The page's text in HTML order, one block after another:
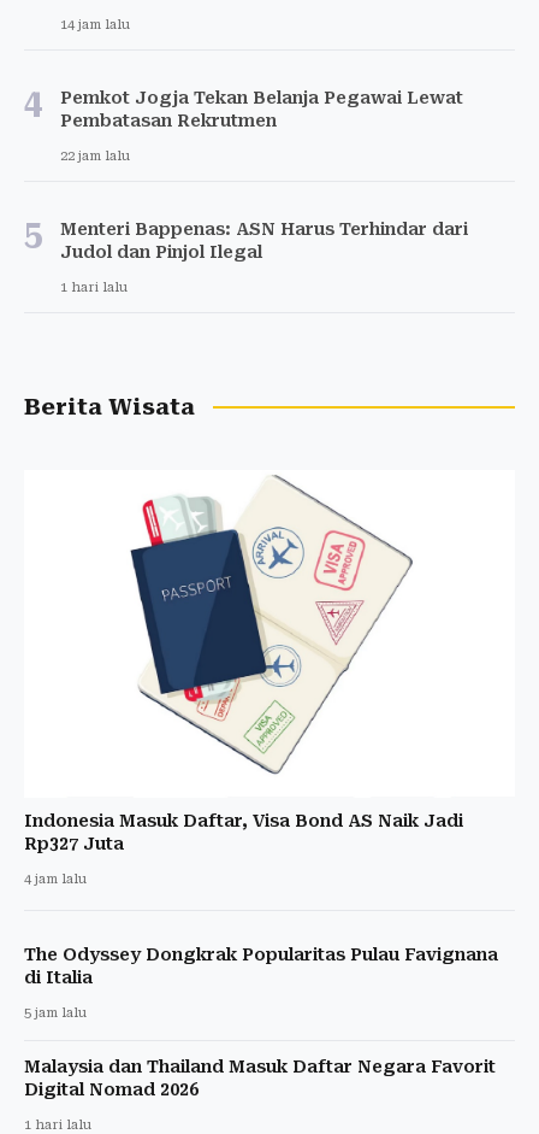
14 jam lalu
4
Pemkot Jogja Tekan Belanja Pegawai Lewat
Pembatasan Rekrutmen
22 jam lalu
5
Menteri Bappenas: ASN Harus Terhindar dari
Judol dan Pinjol Ilegal
1 hari lalu
Berita Wisata
Indonesia Masuk Daftar, Visa Bond AS Naik Jadi
Rp327 Juta
4 jam lalu
The Odyssey Dongkrak Popularitas Pulau Favignana
di Italia
5 jam lalu
Malaysia dan Thailand Masuk Daftar Negara Favorit
Digital Nomad 2026
1 hari lalu